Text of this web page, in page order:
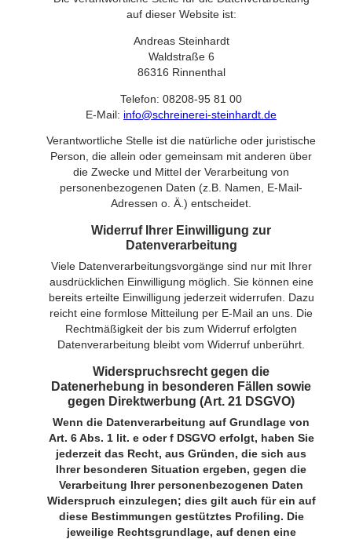
auf dieser Website ist:
Andreas Steinhardt
Waldstraße 6
86316 Rinnenthal
Telefon: 08208-95 81 00
E-Mail: info@schreinerei-steinhardt.de
Verantwortliche Stelle ist die natürliche oder juristische
Person, die allein oder gemeinsam mit anderen über
die Zwecke und Mittel der Verarbeitung von
personenbezogenen Daten (z.B. Namen, E-Mail-
Adressen o. Ä.) entscheidet.
Widerruf Ihrer Einwilligung zur
Datenverarbeitung
Viele Datenverarbeitungsvorgänge sind nur mit Ihrer
ausdrücklichen Einwilligung möglich. Sie können eine
bereits erteilte Einwilligung jederzeit widerrufen. Dazu
reicht eine formlose Mitteilung per E-Mail an uns. Die
Rechtmäßigkeit der bis zum Widerruf erfolgten
Datenverarbeitung bleibt vom Widerruf unberührt.
Widerspruchsrecht gegen die
Datenerhebung in besonderen Fällen sowie
gegen Direktwerbung (Art. 21 DSGVO)
Wenn die Datenverarbeitung auf Grundlage von
Art. 6 Abs. 1 lit. e oder f DSGVO erfolgt, haben Sie
jederzeit das Recht, aus Gründen, die sich aus
Ihrer besonderen Situation ergeben, gegen die
Verarbeitung Ihrer personenbezogenen Daten
Widerspruch einzulegen; dies gilt auch für ein auf
diese Bestimmungen gestütztes Profiling. Die
jeweilige Rechtsgrundlage, auf denen eine